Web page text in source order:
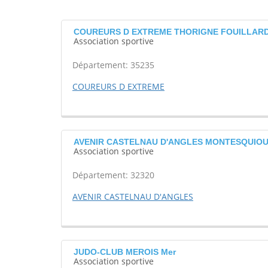
COUREURS D EXTREME THORIGNE
Association sportive
Département: 35235
COUREURS D EXTREME
AVENIR CASTELNAU D'ANGLES MONTESQUIOU
Association sportive
Département: 32320
AVENIR CASTELNAU D'ANGLES
JUDO-CLUB MEROIS Mer
Association sportive